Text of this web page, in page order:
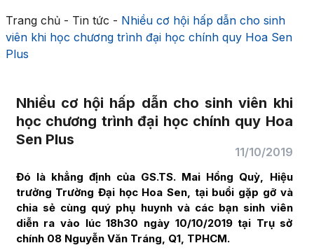
Trang chủ- Tin tức - Nhiều cơ hội hấp dẫn cho sinh
viên khi học chương trình đại học chính quy Hoa Sen
Plus
Nhiều cơ hội hấp dẫn cho sinh viên khi
học chương trình đại học chính quy Hoa
Sen Plus
11/10/2019
Đó là khẳng định của GS.TS. Mai Hồng Quỳ, Hiệu
trưởng Trường Đại học Hoa Sen, tại buổi gặp gỡ và
chia sẻ cùng quý phụ huynh và các bạn sinh viên
diễn ra vào lúc 18h30 ngày 10/10/2019 tại Trụ sở
chính 08 Nguyễn Văn Tráng, Q1, TPHCM.